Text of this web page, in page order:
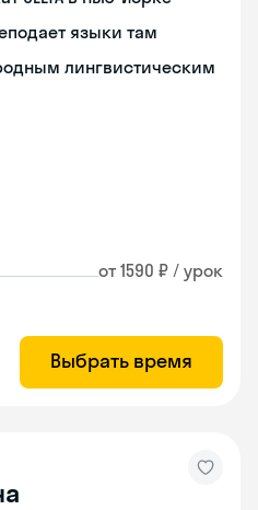
языки там
лингвистическим
от 1590 ₽ / урок
Выбрать время